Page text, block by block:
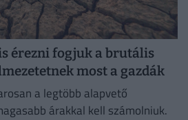
érezni fogjuk a brutális
most a gazdák
a legtöbb alapvető
árakkal kell számolniuk.